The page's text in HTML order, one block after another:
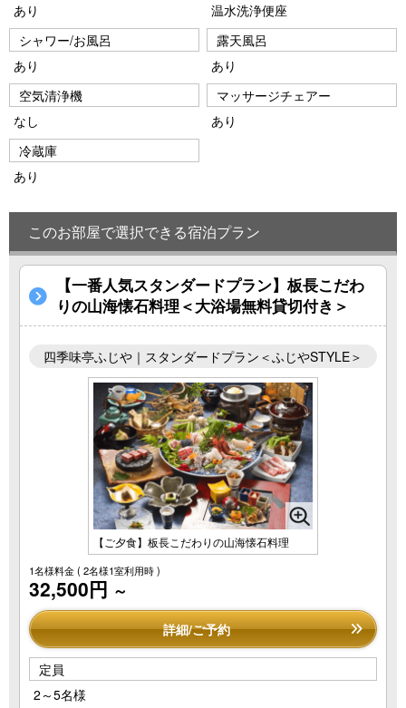
あり
温水洗浄便座
シャワー/お風呂
あり
露天風呂
あり
空気清浄機
なし
マッサージチェアー
あり
冷蔵庫
あり
このお部屋で選択できる宿泊プラン
【一番人気スタンダードプラン】板長こだわ
りの山海懐石料理＜大浴場無料貸切付き＞
四季味亭ふじや｜スタンダードプラン＜ふじやSTYLE＞
【ご夕食】板長こだわりの山海懐石料理
1名様料金( 2名様1室利用時 )
32,500円 ～
詳細/ご予約
定員
2～5名様